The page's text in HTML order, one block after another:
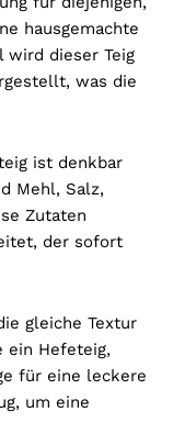
hausgemachte
wird dieser Teig
was die
ist denkbar
Mehl, Salz,
Zutaten
der sofort
gleiche Textur
ein Hefeteig,
für eine leckere
um eine